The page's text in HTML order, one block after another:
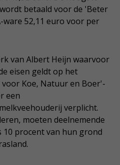
betaald voor de 'Beter
52,11 euro voor per
van Albert Heijn waarvoor
eisen geldt op het
Koe, Natuur en Boer'-
een
verplicht.
moeten deelnemende
procent van hun grond